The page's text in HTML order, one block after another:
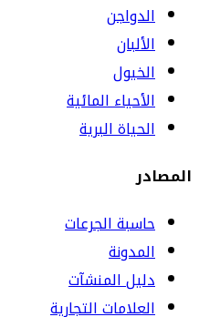
الدواجن
الألبان
الخيول
الأحياء المائية
الحياة البرية
المصادر
حاسبة الجرعات
المدونة
دليل المنشآت
العلامات التجارية